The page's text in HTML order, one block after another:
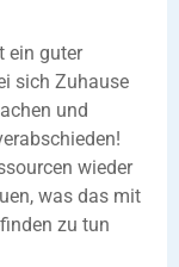
ein guter
sich Zuhause
und
wieder
was das mit
zu tun